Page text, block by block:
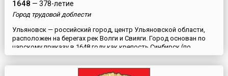
1648 — 378-летие
Город трудовой доблести
Ульяновск — российский город, центр Ульяновской области,
расположен на берегах рек Волги и Свияги. Город основан по
царскому приказу в 1648 году как крепость Синбирск (по
названию гор). В 1670 году крепость успешно выдержала осаду
войск Степана Разина. За героизм, проявленный при обороне, в
1672 году Синбирску был пожалован герб. В 1780 году Синбирск